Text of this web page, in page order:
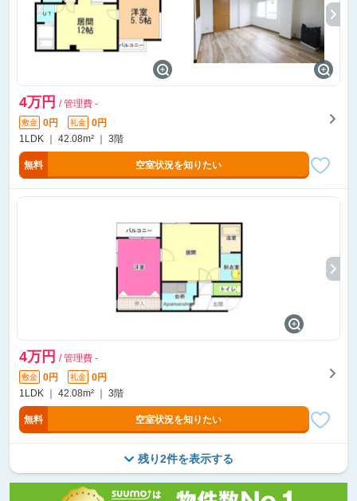
4万円 / 管理費 -
敷金 0円 礼金
0円
1LDK ｜ 42.08m² ｜ 3階
無料 空室状況を知りたい
4万円 / 管理費 -
敷金 0円 礼金
0円
1LDK ｜ 42.08m² ｜ 3階
無料 空室状況を知りたい
残り2件を表示する